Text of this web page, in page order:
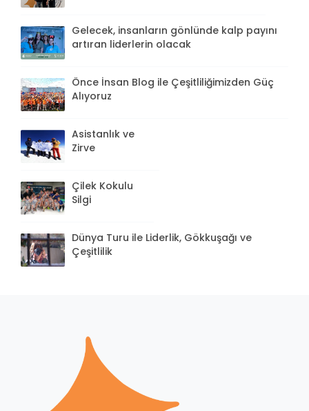
Gelecek, insanların gönlünde kalp payını
artıran liderlerin olacak
Önce İnsan Blog ile Çeşitliliğimizden Güç
Alıyoruz
Asistanlık ve
Zirve
Çilek Kokulu
Silgi
Dünya Turu ile Liderlik, Gökkuşağı ve
Çeşitlilik